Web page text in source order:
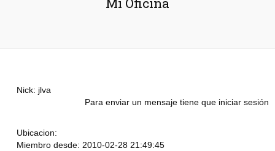
Nick: jlva
Para enviar un mensaje tiene que iniciar sesión
Ubicacion:
Miembro desde: 2010-02-28 21:49:45